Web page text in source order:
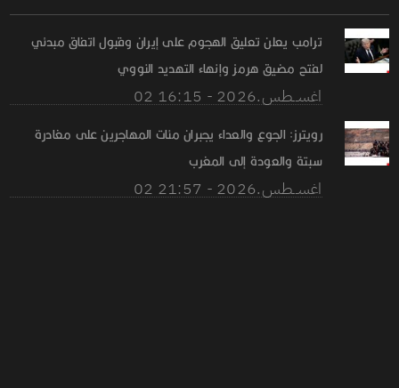
ترامب يعلن تعليق الهجوم على إيران وقبول اتفاق مبدئي
لفتح مضيق هرمز وإنهاء التهديد النووي
02 اغســطس.2026 - 16:15
رويترز: الجوع والعداء يجبران مئات المهاجرين على مغادرة
سبتة والعودة إلى المغرب
02 اغســطس.2026 - 21:57